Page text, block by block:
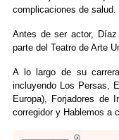
complicaciones de salud.
Antes de ser actor,
parte del Teatro de Arte
A lo largo de su
incluyendo Los Persas,
Europa), Forjadores de
corregidor y Hablemos a